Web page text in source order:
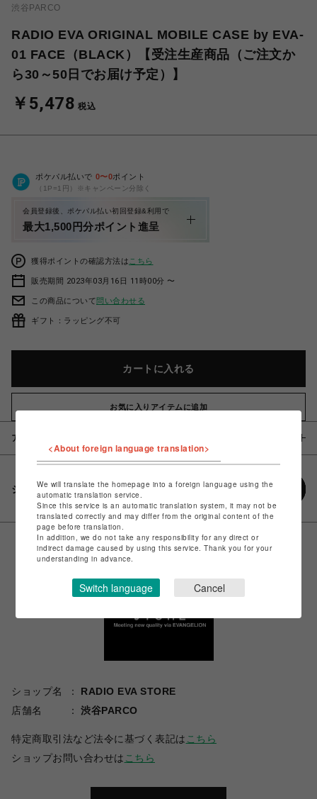
渋谷PARCO
RADIO EVA ORIGINAL MOBILE CASE by EVA-
01 FACE（BLACK）【受注生産商品（ご注文か
ら30～50日でお届け予定）】
￥5,478 税込
ポケパル払いで 0〜0ポイント
（1P=1円）※キャンペーン分除く
会員登録後、ポケパル払い初回登録&利用で
最大1,500円分ポイント進呈
獲得ポイントの確認方法は こちら
販売期間 2023年03月16日 11時00分 〜
この商品について問い合わせる
ギフト：ラッピング不可
カートに入れる
お気に入りアイテムに追加
アイテム説明 / 素材
シェアする
ショップ名
RADIO EVA STORE
店舗名
渋谷PARCO
特定商取引法など法令に基づく表記は こちら
ショップお問い合わせは こちら
<About foreign language translation>
We will translate the homepage into a foreign language using the
automatic translation service.
Since this service is an automatic translation system, it may not be
translated correctly and may differ from the original content of the
page before translation.
In addition, we do not take any responsibility for any direct or
indirect damage caused by using this service. Thank you for your
understanding in advance.
Switch language Cancel